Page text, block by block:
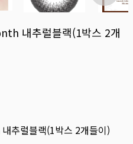
내추럴블랙(1박스 2개
추럴블랙(1박스 2개들이)